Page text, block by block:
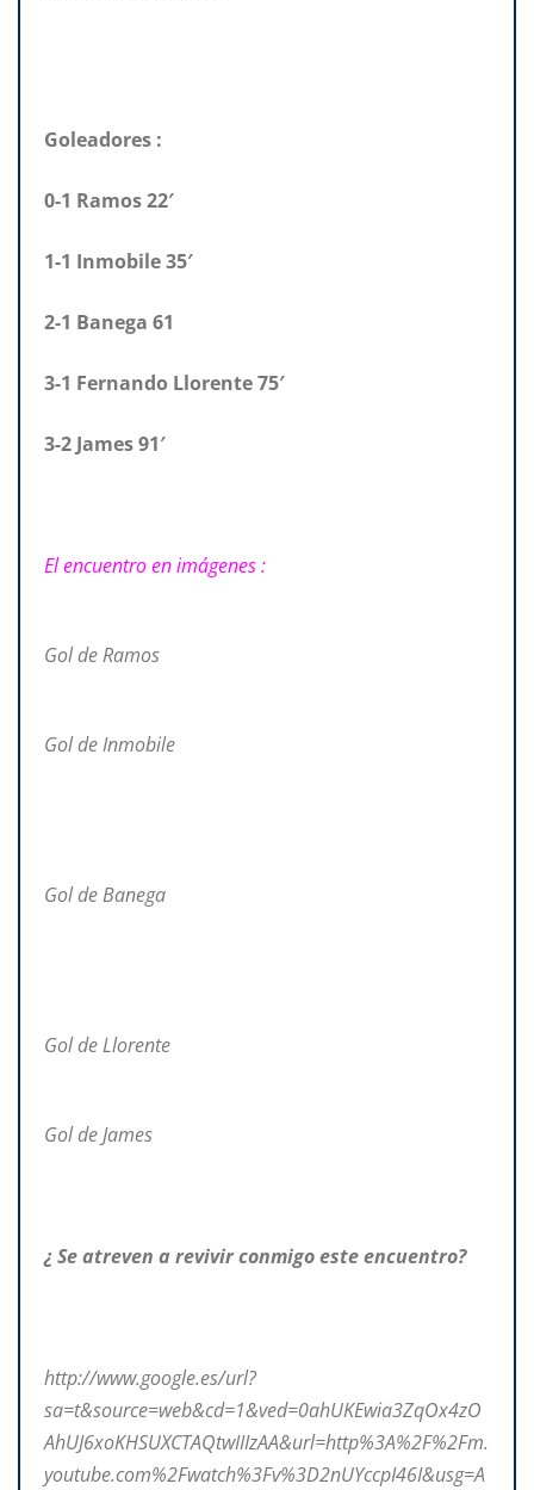
Goleadores :
0-1 Ramos 22′
1-1 Inmobile 35′
2-1 Banega 61
3-1 Fernando Llorente 75′
3-2 James 91′
El encuentro en imágenes :
Gol de Ramos
Gol de Inmobile
Gol de Banega
Gol de Llorente
Gol de James
¿ Se atreven a revivir conmigo este encuentro?
http://www.google.es/url?
sa=t&source=web&cd=1&ved=0ahUKEwia3ZqOx4zO
AhUJ6xoKHSUXCTAQtwIIIzAA&url=http%3A%2F%2Fm.
youtube.com%2Fwatch%3Fv%3D2nUYccpI46I&usg=A